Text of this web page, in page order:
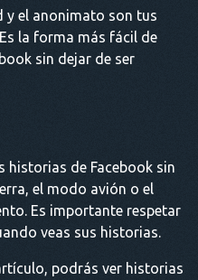
y el anonimato son tus
la forma más fácil de
sin dejar de ser
historias de Facebook sin
el modo avión o el
Es importante respetar
veas sus historias.
podrás ver historias